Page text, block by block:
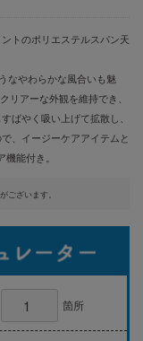
トのポリエステルスパン天
なやわらかな風合いも魅
アーな外観を維持でき、
ばやく吸い上げて拡散し、
、イージーケアアイテムと
能付き。
ございます。
箇所